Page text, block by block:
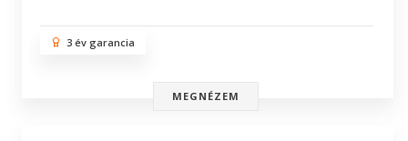
3 év garancia
MEGNÉZEM